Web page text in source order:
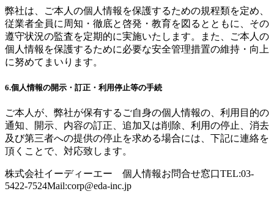
弊社は、ご本人の個人情報を保護するための規程類を定め、
従業者全員に周知・徹底と啓発・教育を図るとともに、その
遵守状況の監査を定期的に実施いたします。また、ご本人の
個人情報を保護するために必要な安全管理措置の維持・向上
に努めてまいります。
6.個人情報の開示・訂正・利用停止等の手続
ご本人が、弊社が保有するご自身の個人情報の、利用目的の
通知、開示、内容の訂正、追加又は削除、利用の停止、消去
及び第三者への提供の停止を求める場合には、下記に連絡を
頂くことで、対応致します。
株式会社イーディーエー 個人情報お問合せ窓口TEL:03-
5422-7524Mail:corp@eda-inc.jp